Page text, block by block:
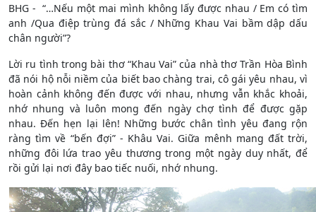
BHG - “…Nếu một mai mình không lấyđược nhau / Em có tìm
anh /Qua điệp trùng đá sắc / Những Khau Vai bầm dập dấu
chân người”?
Lời ru tình trong bài thơ “Khau Vai” của nhà thơ Trần Hòa Bình
đã nói hộ nỗi niềm của biết bao chàng trai, cô gái yêu nhau, vì
hoàn cảnh không đến được với nhau, nhưng vẫn khắc khoải,
nhớ nhung và luôn mong đến ngày chợ tình để được gặp
nhau. Đến hẹn lại lên! Những bước chân tình yêu đang rộn
ràng tìm về “bến đợi” - Khâu Vai. Giữa mênh mang đất trời,
những đôi lứa trao yêu thương trong một ngày duy nhất, để
rồi gửi lại nơi đây bao tiếc nuối, nhớ nhung.